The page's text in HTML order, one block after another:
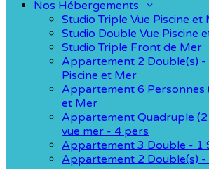
Nos Hébergements
Studio Triple Vue Piscine et
Studio Double Vue Piscine
Studio Triple Front de Mer
Appartement 2 Double(s) -
Piscine et Mer
Appartement 6 Personnes
et Mer
Appartement Quadruple
vue mer - 4 pers
Appartement 3 Double - 1
Appartement 2 Double(s) -